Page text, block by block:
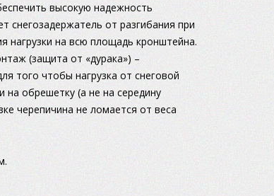
высокую надежность
снегозадержатель от разгибания при
нагрузки на всю площадь кронштейна.
(защита от «дурака») –
того чтобы нагрузка от снеговой
на обрешетку (а не на середину
черепичина не ломается от веса